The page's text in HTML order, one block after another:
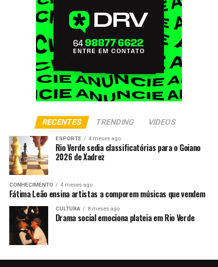
RECENTES TRENDING VIDEOS
ESPORTE 4 meses ago
Rio Verde sedia classificatórias para o Goiano
2026 de Xadrez
CONHECIMENTO 4 meses ago
Fátima Leão ensina artistas a comporem músicas que vendem
CULTURA 8 meses ago
Drama social emociona plateia em Rio Verde